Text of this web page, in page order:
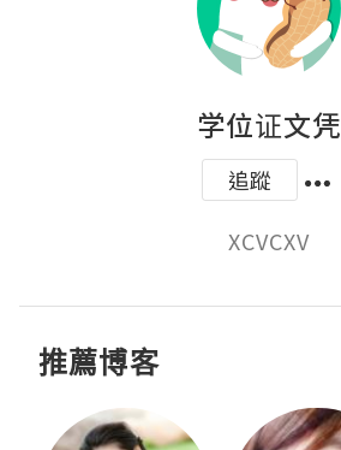
学位证文凭
追蹤
XCVCXV
推薦博客